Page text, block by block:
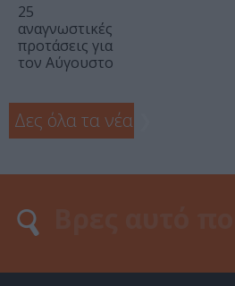
25
αναγνωστικές
προτάσεις για
τον Αύγουστο
Δες όλα τα νέα